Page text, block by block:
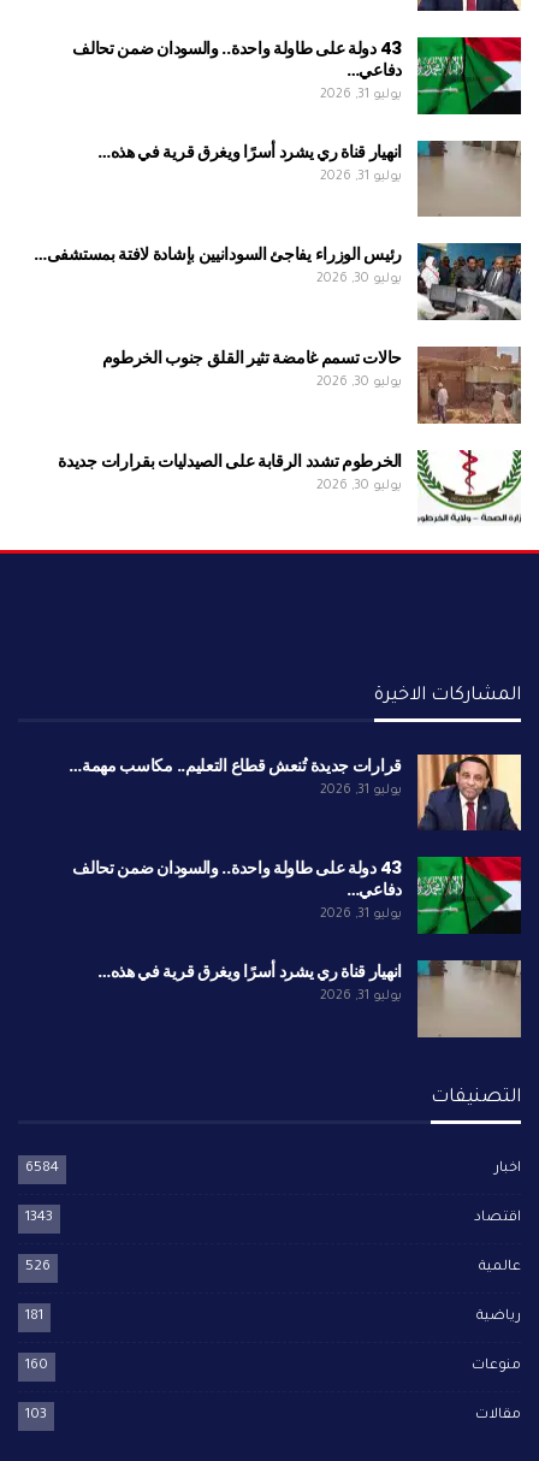
43 دولة على طاولة واحدة.. والسودان ضمن تحالف
دفاعي…
يوليو 31, 2026
انهيار قناة ري يشرد أسرًا ويغرق قرية في هذه…
يوليو 31, 2026
رئيس الوزراء يفاجئ السودانيين بإشادة لافتة بمستشفى…
يوليو 30, 2026
حالات تسمم غامضة تثير القلق جنوب الخرطوم
يوليو 30, 2026
الخرطوم تشدد الرقابة على الصيدليات بقرارات جديدة
يوليو 30, 2026
المشاركات الاخيرة
قرارات جديدة تُنعش قطاع التعليم.. مكاسب مهمة…
يوليو 31, 2026
43 دولة على طاولة واحدة.. والسودان ضمن تحالف
دفاعي…
يوليو 31, 2026
انهيار قناة ري يشرد أسرًا ويغرق قرية في هذه…
يوليو 31, 2026
التصنيفات
اخبار 6584
اقتصاد 1343
عالمية 526
رياضية 181
منوعات 160
مقالات 103